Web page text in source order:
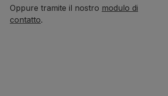
Oppure tramite il nostro modulo di
contatto.